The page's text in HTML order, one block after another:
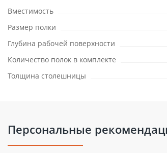
Вместимость
Размер полки
Глубина рабочей поверхности
Количество полок в комплекте
Толщина столешницы
Персональные